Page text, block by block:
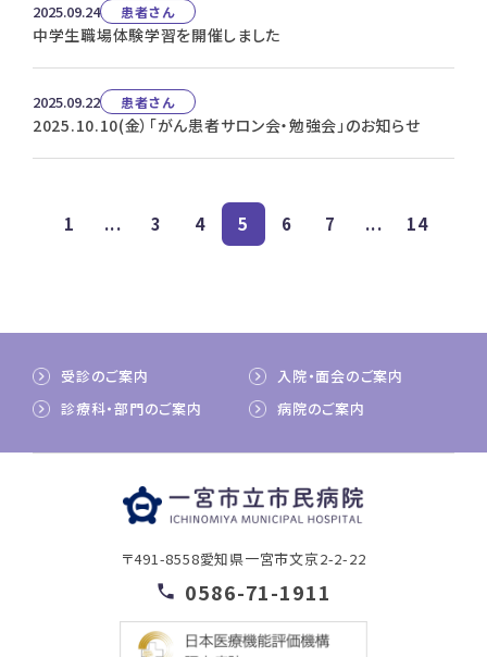
2025.09.24 患者さん
中学生職場体験学習を開催しました
2025.09.22 患者さん
2025.10.10(金）「がん患者サロン会・勉強会」のお知らせ
1 ... 3 4 5 6 7 ... 14
受診のご案内
入院・面会のご案内
診療科・部門のご案内
病院のご案内
〒491-8558愛知県一宮市文京2-2-22
0586-71-1911